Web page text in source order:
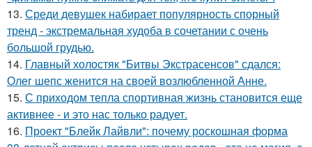
13. Среди девушек набирает популярность спорный
тренд - экстремальная худоба в сочетании с очень
большой грудью.
14. Главный холостяк "Битвы Экстрасенсов" сдался:
Олег шепс женится на своей возлюбленной Анне.
15. С приходом тепла спортивная жизнь становится еще
активнее - и это нас только радует.
16. Проект "Блейк Лайвли": почему роскошная форма